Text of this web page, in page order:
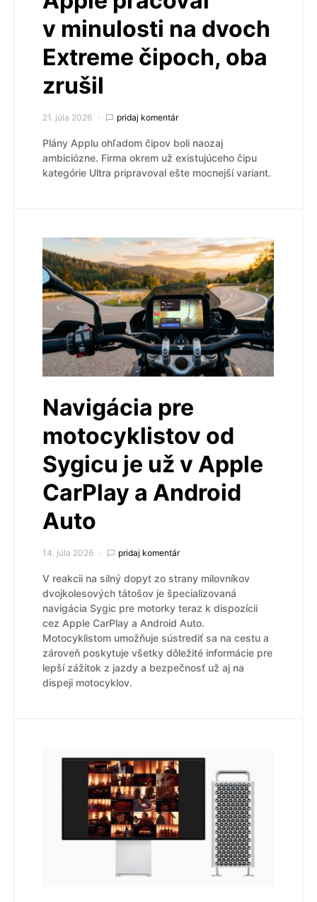
v minulosti na dvoch
Extreme čipoch, oba
zrušil
21. júla 2026 pridaj komentár
Plány Applu ohľadom čipov boli naozaj
ambiciózne. Firma okrem už existujúceho čipu
kategórie Ultra pripravoval ešte mocnejší variant.
Navigácia pre
motocyklistov od
Sygicu je už v Apple
CarPlay a Android
Auto
14. júla 2026 pridaj komentár
V reakcii na silný dopyt zo strany milovníkov
dvojkolesových tátošov je špecializovaná
navigácia Sygic pre motorky teraz k dispozícii
cez Apple CarPlay a Android Auto.
Motocyklistom umožňuje sústrediť sa na cestu a
zároveň poskytuje všetky dôležité informácie pre
lepší zážitok z jazdy a bezpečnosť už aj na
dispeji motocyklov.